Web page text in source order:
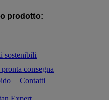
prodotto:
sostenibili
consegna
Contatti